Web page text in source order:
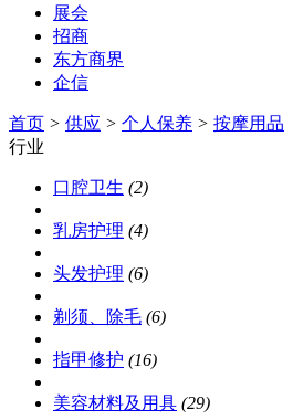
展会
招商
东方商界
企信
首页 > 供应 > 个人保养 > 按摩用品
行业
口腔卫生 (2)
乳房护理 (4)
头发护理 (6)
剃须、除毛 (6)
指甲修护 (16)
美容材料及用具 (29)